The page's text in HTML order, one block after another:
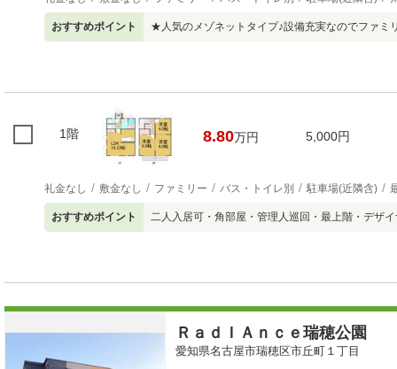
おすすめポイント ★人気のメゾネットタイプ♪設備充実なのでファ
1階 8.80万円 5,000円
礼金なし 敷金なし ファミリー バス・トイレ別 駐車場(近隣含)
おすすめポイント 二人入居可・角部屋・管理人巡回・最上階・デザ
ＲａｄＩＡｎｃｅ瑞穂公園
愛知県名古屋市瑞穂区市丘町１丁目